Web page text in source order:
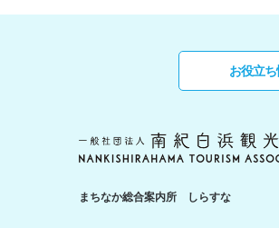
お役立
まちなか総合案内所 しらすな